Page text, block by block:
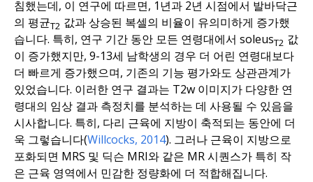
침했는데, 이 연구에 따르면, 1년과 2년 시점에서 발바닥근
의 평균T2 값과 상승된 복셀의 비율이 유의미하게 증가했
습니다. 특히, 연구 기간 동안 모든 연령대에서 soleusT2 값
이 증가했지만, 9-13세 남학생의 경우 더 어린 연령대보다
더 빠르게 증가했으며, 기존의 기능 평가와도 상관관계가
있었습니다. 이러한 연구 결과는 T2w 이미지가 다양한 연
령대의 임상 결과 측정치를 분석하는 데 사용될 수 있음을
시사합니다. 특히, 다리 근육에 지방이 축적되는 동안에 더
욱 그렇습니다(Willcocks, 2014). 그러나 근육이 지방으로
포화되면 MRS 및 딕슨 MRI와 같은 MR 시퀀스가 특히 작
은 근육 영역에서 민감한 정량화에 더 적합해집니다.